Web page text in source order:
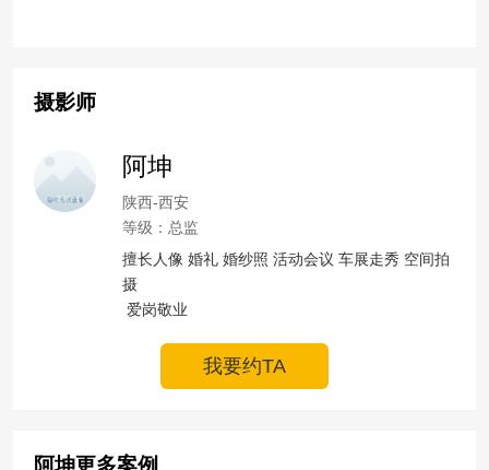
摄影师
阿坤
陕西-西安
等级：总监
擅长人像 婚礼 婚纱照 活动会议 车展走秀 空间拍
摄
爱岗敬业
我要约TA
阿坤更多案例